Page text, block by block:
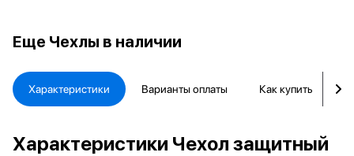
Еще Чехлы в наличии
Характеристики Варианты оплаты Как купить
Характеристики Чехол защитный